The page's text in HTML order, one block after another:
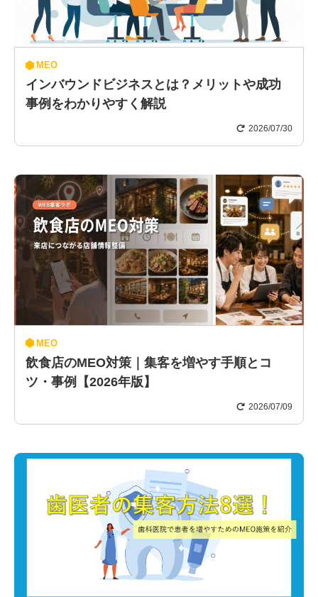
MEO
インバウンドビジネスとは？メリットや成功
事例をわかりやすく解説
2026/07/30
MEO
飲食店のMEO対策｜集客を増やす手順とコ
ツ・事例【2026年版】
2026/07/09